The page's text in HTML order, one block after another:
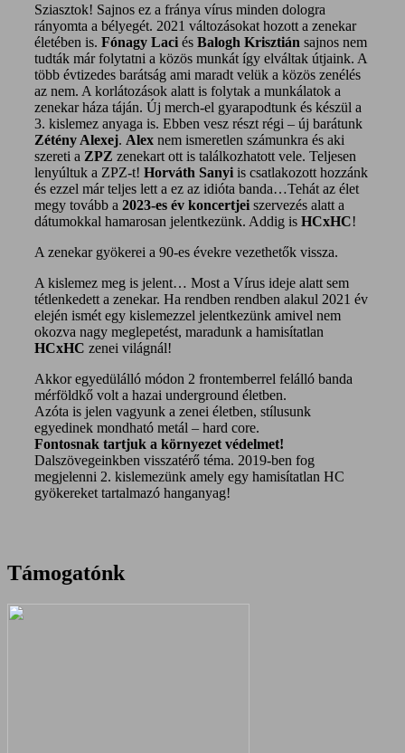
Sziasztok! Sajnos ez a fránya vírus minden dologra
rányomta a bélyegét. 2021 változásokat hozott a zenekar
életében is. Fónagy Laci és Balogh Krisztián sajnos nem
tudták már folytatni a közös munkát így elváltak útjaink. A
több évtizedes barátság ami maradt velük a közös zenélés
az nem. A korlátozások alatt is folytak a munkálatok a
zenekar háza táján. Új merch-el gyarapodtunk és készül a
3. kislemez anyaga is. Ebben vesz részt régi – új barátunk
Zétény Alexej. Alex nem ismeretlen számunkra és aki
szereti a ZPZ zenekart ott is találkozhatott vele. Teljesen
lenyúltuk a ZPZ-t! Horváth Sanyi is csatlakozott hozzánk
és ezzel már teljes lett a ez az idióta banda…Tehát az élet
megy tovább a 2023-es év koncertjei szervezés alatt a
dátumokkal hamarosan jelentkezünk. Addig is HCxHC!
A zenekar gyökerei a 90-es évekre vezethetők vissza.
A kislemez meg is jelent… Most a Vírus ideje alatt sem
tétlenkedett a zenekar. Ha rendben rendben alakul 2021 év
elején ismét egy kislemezzel jelentkezünk amivel nem
okozva nagy meglepetést, maradunk a hamisítatlan
HCxHC zenei világnál!
Akkor egyedülálló módon 2 frontemberrel felálló banda
mérföldkő volt a hazai underground életben.
Azóta is jelen vagyunk a zenei életben, stílusunk
egyedinek mondható metál – hard core.
Fontosnak tartjuk a környezet védelmet!
Dalszövegeinkben visszatérő téma. 2019-ben fog
megjelenni 2. kislemezünk amely egy hamisítatlan HC
gyökereket tartalmazó hanganyag!
Támogatónk